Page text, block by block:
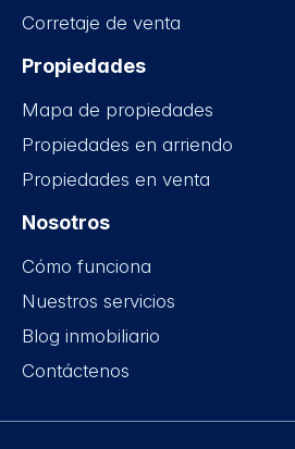
Corretaje de venta
Propiedades
Mapa de propiedades
Propiedades en arriendo
Propiedades en venta
Nosotros
Cómo funciona
Nuestros servicios
Blog inmobiliario
Contáctenos